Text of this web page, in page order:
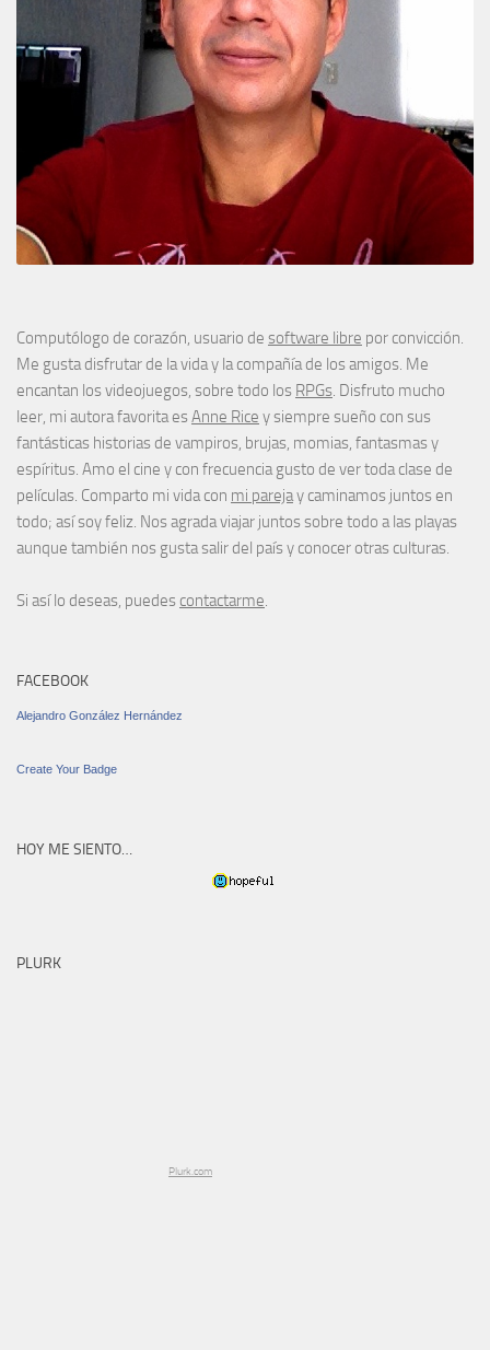
Computólogo de corazón, usuario de software libre por convicción.
Me gusta disfrutar de la vida y la compañía de los amigos. Me
encantan los videojuegos, sobre todo los RPGs. Disfruto mucho
leer, mi autora favorita esAnne Rice y siempre sueño con sus
fantásticas historias de vampiros, brujas, momias, fantasmas y
espíritus. Amo el cine y con frecuencia gusto de ver toda clase de
películas. Comparto mi vida con mi parejay caminamos juntos en
todo; así soy feliz. Nos agrada viajar juntos sobre todo a las playas
aunque también nos gusta salir del país y conocer otras culturas.
Si así lo deseas, puedes contactarme.
FACEBOOK
Alejandro González Hernández
Create Your Badge
HOY ME SIENTO…
PLURK
Plurk.com